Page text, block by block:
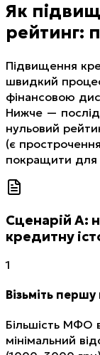
Як
рейтинг:
Підвищення
швидкий
фінансовою
Нижче —
нульовий
(є
покращити для
Сценарій А:
кредитну
1
Візьміть
Більшість МФО
мінімальний